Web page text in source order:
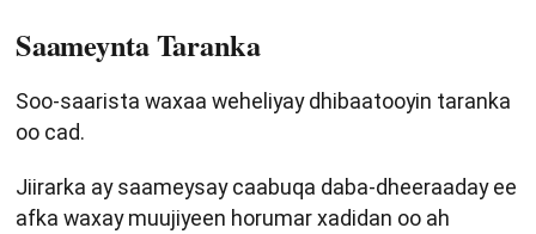
Saameynta Taranka
Soo-saarista waxaa weheliyay dhibaatooyin taranka
oo cad.
Jiirarka ay saameysay caabuqa daba-dheeraaday ee
afka waxay muujiyeen horumar xadidan oo ah